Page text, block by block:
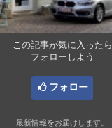
この記事が気に入ったら
フォローしよう
フォロー
最新情報をお届けします。